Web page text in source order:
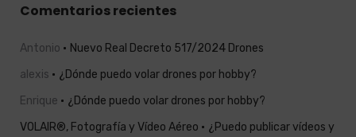
Comentarios recientes
Antonio
Nuevo Real Decreto 517/2024 Drones
alexis
¿Dónde puedo volar drones por hobby?
Enrique
¿Dónde puedo volar drones por hobby?
VOLAIR®, Fotografía y Vídeo Aéreo
¿Puedo publicar vídeos y